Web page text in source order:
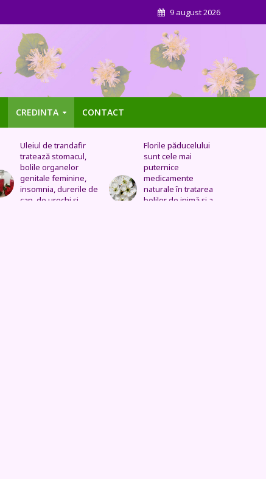
9 august 2026
CREDINTA CONTACT
Florile păducelului
sunt cele mai
puternice
medicamente
naturale în tratarea
bolilor de inimă şi a
Panseluța sălbatică –
Este eficientă pentru
cistită, ameliorează
constipația, are grijă
de sănătatea urinară,
tratează problemele